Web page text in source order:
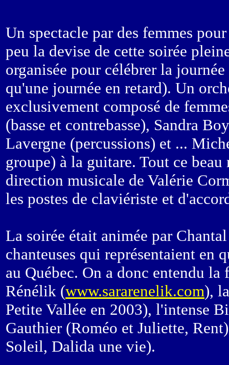
Un spectacle par des femmes
peu la devise de cette soirée
organisée pour célébrer la
qu'une journée en retard). Un
exclusivement composé de
(basse et contrebasse), Sandra
Lavergne (percussions) et ...
groupe) à la guitare. Tout ce beau
direction musicale de Valérie
les postes de claviériste et
La soirée était animée par
chanteuses qui représentaient en
au Québec. On a donc entendu la
Rénélik (www.sararenelik.com),
Petite Vallée en 2003), l'intense
Gauthier (Roméo et Juliette,
Soleil, Dalida une vie).